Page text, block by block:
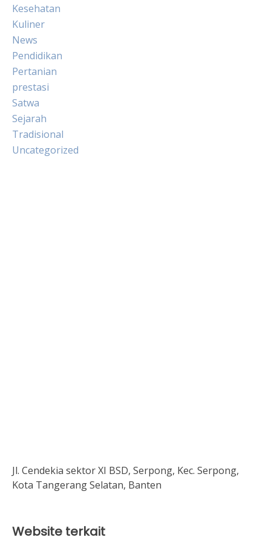
Kesehatan
Kuliner
News
Pendidikan
Pertanian
prestasi
Satwa
Sejarah
Tradisional
Uncategorized
Jl. Cendekia sektor XI BSD, Serpong, Kec. Serpong,
Kota Tangerang Selatan, Banten
Website terkait